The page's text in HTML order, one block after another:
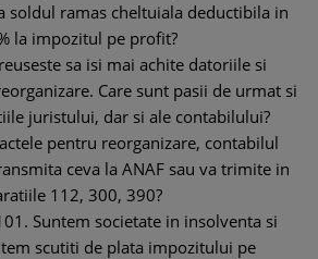
soldul ramas cheltuiala deductibila in
la impozitul pe profit?
sa isi mai achite datoriile si
Care sunt pasii de urmat si
juristului, dar si ale contabilului?
pentru reorganizare, contabilul
ceva la ANAF sau va trimite in
112, 300, 390?
Suntem societate in insolventa si
scutiti de plata impozitului pe